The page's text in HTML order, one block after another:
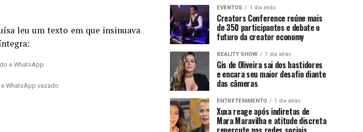
leu um texto em que insinuava
WhatsApp vazado
EVENTOS 1 dia atrás
Creators Conference reúne mais
de 350 participantes e debate o
futuro da creator economy
REALITY SHOW 1 dia atrás
Gis de Oliveira sai dos bastidores
e encara seu maior desafio diante
das câmeras
ENTRETENIMENTO 1 dia atrás
Xuxa reage após indiretas de
Mara Maravilha e atitude discreta